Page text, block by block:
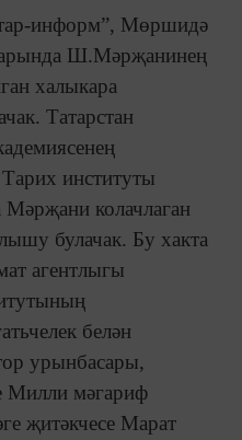
информ”, Мөршидә
Ш.Мәрҗанинең
халыкара
Татарстан
институты
колачлаган
булачак. Бу хакта
агентлыгы
белән
урынбасары,
Милли мәгариф
җитәкчесе Марат